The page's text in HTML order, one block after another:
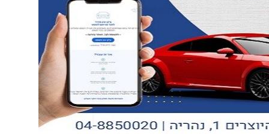
גביונים בנחל אוהב ליד אבו סנאן